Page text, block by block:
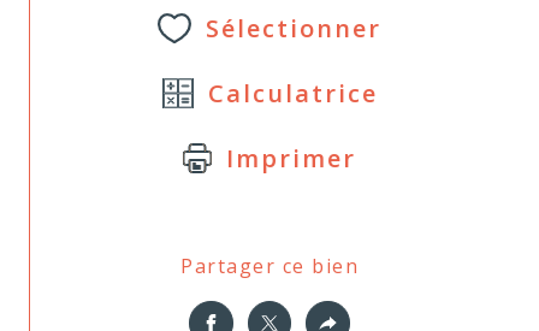
Sélectionner
Calculatrice
Imprimer
Partager ce bien